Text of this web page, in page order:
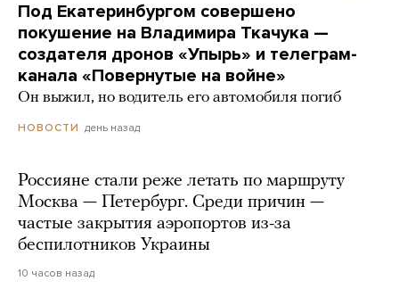
Под Екатеринбургом совершено
покушение на Владимира Ткачука —
создателя дронов «Упырь» и телеграм-
канала «Повернутые на войне»
Он выжил, но водитель его автомобиля погиб
НОВОСТИ день назад
Россияне стали реже летать по маршруту
Москва — Петербург. Среди причин —
частые закрытия аэропортов из-за
беспилотников Украины
10 часов назад